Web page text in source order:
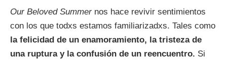
Our Beloved Summernos hace revivir sentimientos
con los que todxs estamos familiarizadxs. Tales como
la felicidad de un enamoramiento, la tristeza de
una ruptura y la confusión de un reencuentro. Si